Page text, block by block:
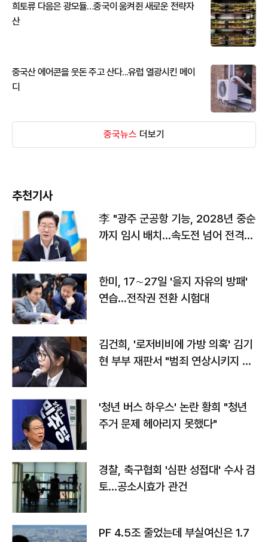
희토류 다음은 광모듈…중국이 움켜쥔 새로운 전략자
산
중국산 에어콘을 웃돈 주고 산다...유럽 열광시킨 메이
디
중국뉴스 더보기
추천기사
李 "광주 군공항 기능, 2028년 중순
까지 임시 배치…속도전 넘어 전격
한미, 17∼27일 '을지 자유의 방패'
연습…전작권 전환 시험대
김건희, '로저비비에 가방 의혹' 김기
현 부부 재판서 "범죄 연상시키지 말
'청년 버스 하우스' 논란 황희 "청년
주거 문제 헤아리지 못했다"
경찰, 축구협회 '심판 성접대' 수사 검
토…공소시효가 관건
PF 4.5조 줄었는데 부실여신은 1.7